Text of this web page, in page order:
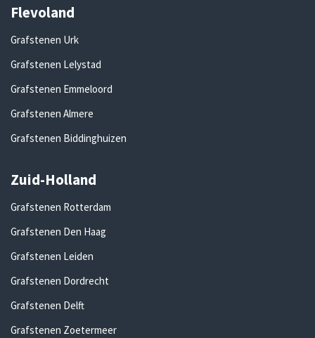
Flevoland
Grafstenen Urk
Grafstenen Lelystad
Grafstenen Emmeloord
Grafstenen Almere
Grafstenen Biddinghuizen
Zuid-Holland
Grafstenen Rotterdam
Grafstenen Den Haag
Grafstenen Leiden
Grafstenen Dordrecht
Grafstenen Delft
Grafstenen Zoetermeer